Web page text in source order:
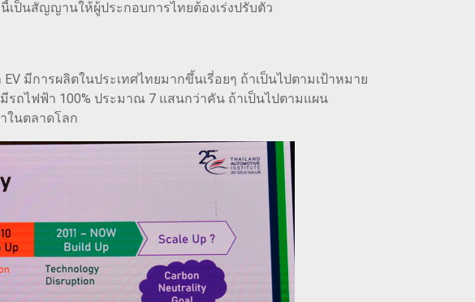
เป็นสัญญานให้ผู้ประกอบการไทยต้องเร่งปรับตัว
มีการผลิตในประเทศไทยมากขึ้นเรี่อยๆ ถ้าเป็นไปตามเป้าหมาย
รถไฟฟ้า 100% ประมาณ 7 แสนกว่าคัน ถ้าเป็นไปตามแผน
ในตลาดโลก